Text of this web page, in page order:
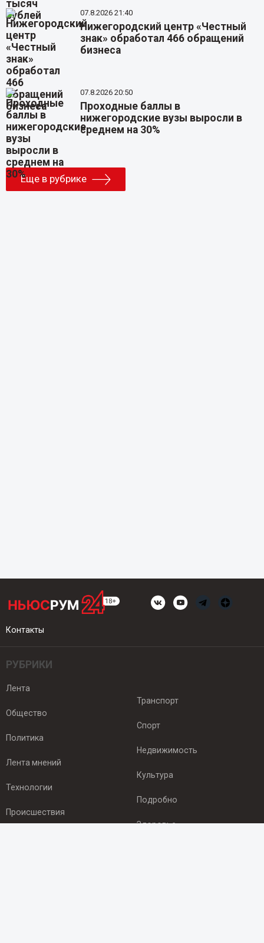
07.8.2026 21:40
Нижегородский центр «Честный
знак» обработал 466 обращений
бизнеса
07.8.2026 20:50
Проходные баллы в
нижегородские вузы выросли в
среднем на 30%
Еще в рубрике
Контакты
РУБРИКИ
Лента
Общество
Политика
Лента мнений
Технологии
Происшествия
Транспорт
Спорт
Недвижимость
Культура
Подробно
Здоровье